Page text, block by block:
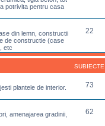
potrivita pentru casa
din lemn, constructii
de constructie (case
etc
22
SUBIECTE
plantele de interior.
73
amenajarea gradinii,
62